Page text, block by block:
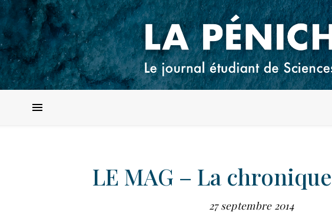
LE MAG – La
27 septembre 2014